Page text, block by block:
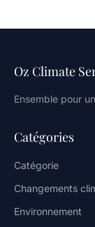
Oz Climate
Ensemble pour
Catégories
Catégorie
Changements
Environnement